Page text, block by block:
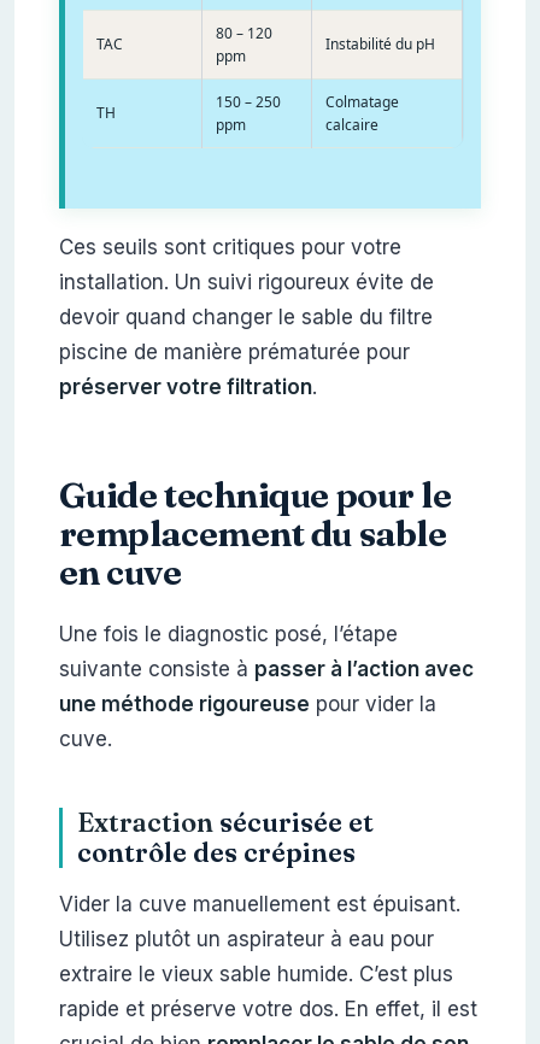
TAC
80 – 120
ppm
Instabilité du pH
TH
150 – 250
ppm
Colmatage
calcaire
Ces seuils sont critiques pour votre
installation. Un suivi rigoureux évite de
devoir quand changer le sable du filtre
piscine de manière prématurée pour
préserver votre filtration.
Guide technique pour le
remplacement du sable
en cuve
Une fois le diagnostic posé, l’étape
suivante consiste à passer à l’action avec
une méthode rigoureuse pour vider la
cuve.
Extractionsécurisée et
contrôle des crépines
Vider la cuve manuellement est épuisant.
Utilisez plutôt un aspirateur à eau pour
extraire le vieux sable humide. C’est plus
rapide et préserve votre dos. En effet, il est